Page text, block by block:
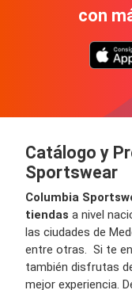
con
Catálogo y
Sportswear
Columbia
tiendas a nivel
las ciudades de
entre otras. Si te
también disfrutas
mejor experiencia.